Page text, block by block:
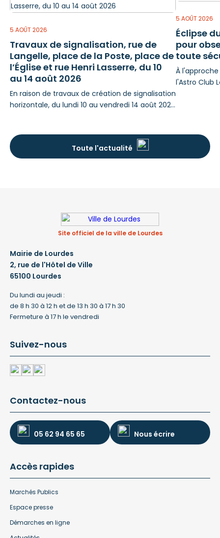
5 AOÛT 2026
Travaux de signalisation, rue de
Langelle, place de la Poste, place de
l’Église et rue Henri Lasserre, du 10
au 14 août 2026
En raison de travaux de création de signalisation
horizontale, du lundi 10 au vendredi 14 août 2026
de la Ville de Lourdes, des perturbations de
stationnement et de circulation seront à
prévoir : STATIONNEMENT Pendant la période
5 AOÛT 2026
Éclipse
pour
toute
À
l'Astro Club
Et en fin
vous
Même
Toute l'actualité
Site officiel de la ville de Lourdes
Mairie de Lourdes
2, rue de l'Hôtel de Ville
65100 Lourdes
Du lundi au jeudi :
de 8 h 30 à 12 h et de 13 h 30 à 17 h 30
Fermeture à 17 h le vendredi
Suivez-nous
Contactez-nous
05 62 94 65 65 Nous écrire
Accès rapides
Marchés Publics
Espace presse
Démarches en ligne